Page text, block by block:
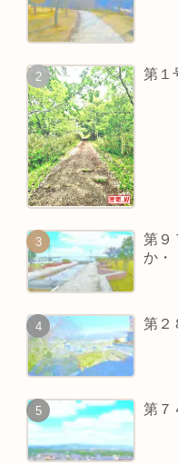
第１
第９
か・
第２
第７